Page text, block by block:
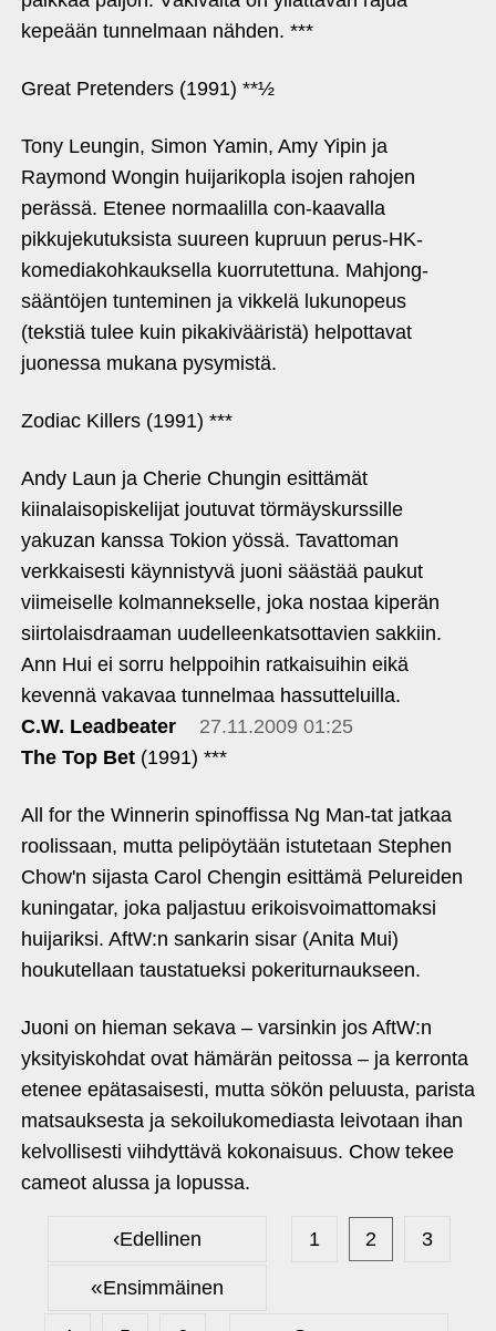
kepeään tunnelmaan nähden. ***
Great Pretenders (1991) **½
Tony Leungin, Simon Yamin, Amy Yipin ja
Raymond Wongin huijarikopla isojen rahojen
perässä. Etenee normaalilla con-kaavalla
pikkujekutuksista suureen kupruun perus-HK-
komediakohkauksella kuorrutettuna. Mahjong-
sääntöjen tunteminen ja vikkelä lukunopeus
(tekstiä tulee kuin pikakivääristä) helpottavat
juonessa mukana pysymistä.
Zodiac Killers (1991) ***
Andy Laun ja Cherie Chungin esittämät
kiinalaisopiskelijat joutuvat törmäyskurssille
yakuzan kanssa Tokion yössä. Tavattoman
verkkaisesti käynnistyvä juoni säästää paukut
viimeiselle kolmannekselle, joka nostaa kiperän
siirtolaisdraaman uudelleenkatsottavien sakkiin.
Ann Hui ei sorru helppoihin ratkaisuihin eikä
kevennä vakavaa tunnelmaa hassutteluilla.
C.W. Leadbeater
27.11.2009 01:25
The Top Bet(1991) ***
All for the Winnerin spinoffissa Ng Man-tat jatkaa
roolissaan, mutta pelipöytään istutetaan Stephen
Chow'n sijasta Carol Chengin esittämä Pelureiden
kuningatar, joka paljastuu erikoisvoimattomaksi
huijariksi. AftW:n sankarin sisar (Anita Mui)
houkutellaan taustatueksi pokeriturnaukseen.
Juoni on hieman sekava – varsinkin jos AftW:n
yksityiskohdat ovat hämärän peitossa – ja kerronta
etenee epätasaisesti, mutta sökön peluusta, parista
matsauksesta ja sekoilukomediasta leivotaan ihan
kelvollisesti viihdyttävä kokonaisuus. Chow tekee
cameot alussa ja lopussa.
‹Edellinen
«Ensimmäinen
1 2 3